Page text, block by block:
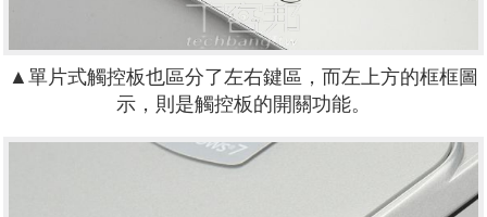
▲單片式觸控板也區分了左右鍵區，而左上方的框框圖
示，則是觸控板的開關功能。